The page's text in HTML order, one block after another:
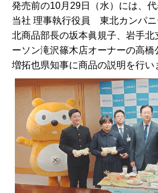
発売前の10月29日（水）には、代
当社 理事執行役員 東北カンパニ
北商品部長の坂本眞規子、岩手北
ーソン滝沢篠木店オーナーの高
増拓也県知事に商品の説明を行い